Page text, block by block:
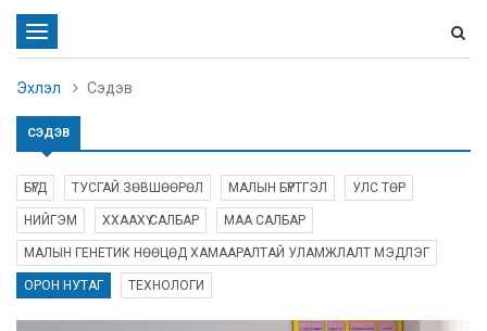
Toggle
navigation
Эхлэл
Сэдэв
СЭДЭВ
БҮГД ТУСГАЙ ЗӨВШӨӨРӨЛ МАЛЫН БҮРТГЭЛ УЛС ТӨР
НИЙГЭМ ХХААХҮ САЛБАР МАА САЛБАР
МАЛЫН ГЕНЕТИК НӨӨЦӨД ХАМААРАЛТАЙ УЛАМЖЛАЛТ МЭДЛЭГ
ОРОН НУТАГ ТЕХНОЛОГИ